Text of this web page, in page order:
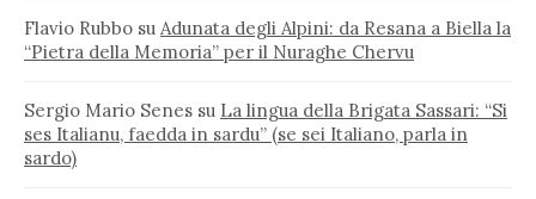
Flavio Rubbo su Adunata degli Alpini: da Resana a Biella la
“Pietra della Memoria” per il Nuraghe Chervu
Sergio Mario Senes su La lingua della Brigata Sassari: “Si
ses Italianu, faedda in sardu” (se sei Italiano, parla in
sardo)